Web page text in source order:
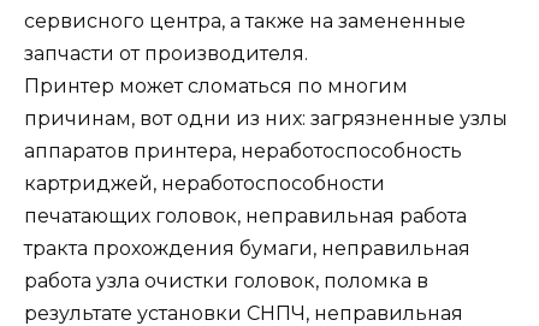
сервисного центра, а также на замененные
запчасти от производителя.
Принтер может сломаться по многим
причинам, вот одни из них: загрязненные узлы
аппаратов принтера, неработоспособность
картриджей, неработоспособности
печатающих головок, неправильная работа
тракта прохождения бумаги, неправильная
работа узла очистки головок, поломка в
результате установки СНПЧ, неправильная